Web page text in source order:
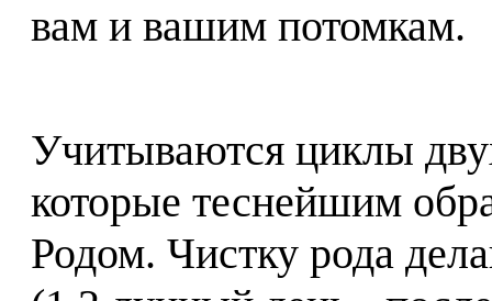
вам и вашим потомкам.
Учитываются циклы
которые теснейшим
Родом. Чистку рода